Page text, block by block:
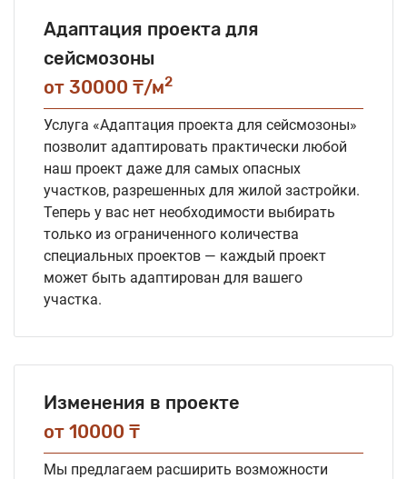
Адаптация проекта для
сейсмозоны
от 30000 ₸/м2
Услуга «Адаптация проекта для сейсмозоны»
позволит адаптировать практически любой
наш проект даже для самых опасных
участков, разрешенных для жилой застройки.
Теперь у вас нет необходимости выбирать
только из ограниченного количества
специальных проектов — каждый проект
может быть адаптирован для вашего
участка.
Изменения в проекте
от 10000 ₸
Мы предлагаем расширить возможности